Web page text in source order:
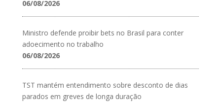
06/08/2026
Ministro defende proibir bets no Brasil para conter
adoecimento no trabalho
06/08/2026
TST mantém entendimento sobre desconto de dias
parados em greves de longa duração